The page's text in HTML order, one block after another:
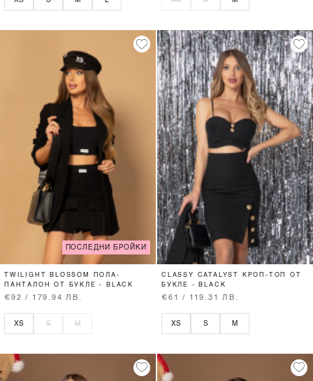
ПОСЛЕДНИ БРОЙКИ
TWILIGHT BLOSSOM ПОЛА-
ПАНТАЛОН ОТ БУКЛЕ - BLACK
€92 / 179.94 ЛВ.
XS S M
CLASSY CATALYST КРОП-ТОП ОТ
БУКЛЕ - BLACK
€61 / 119.31 ЛВ.
XS S M